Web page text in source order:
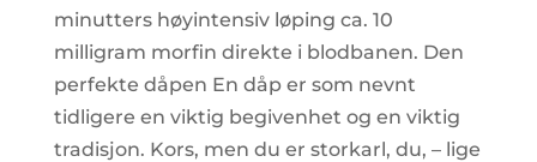
minutters høyintensiv løping ca. 10
milligram morfin direkte i blodbanen. Den
perfekte dåpen En dåp er som nevnt
tidligere en viktig begivenhet og en viktig
tradisjon. Kors, men du er storkarl, du, – lige